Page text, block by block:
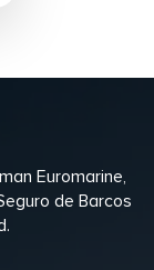
Euromarine,
de Barcos